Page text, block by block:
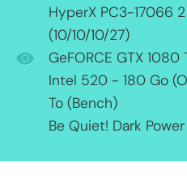
HyperX PC3-17066
(10/10/10/27)
GeFORCE GTX 1080
Intel 520 - 180 Go
To (Bench)
Be Quiet! Dark Power